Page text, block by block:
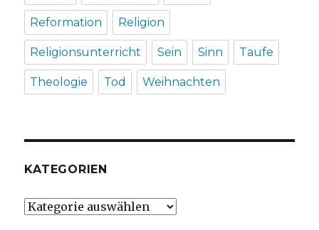
Reformation Religion
Religionsunterricht Sein Sinn Taufe
Theologie Tod Weihnachten
KATEGORIEN
Kategorien